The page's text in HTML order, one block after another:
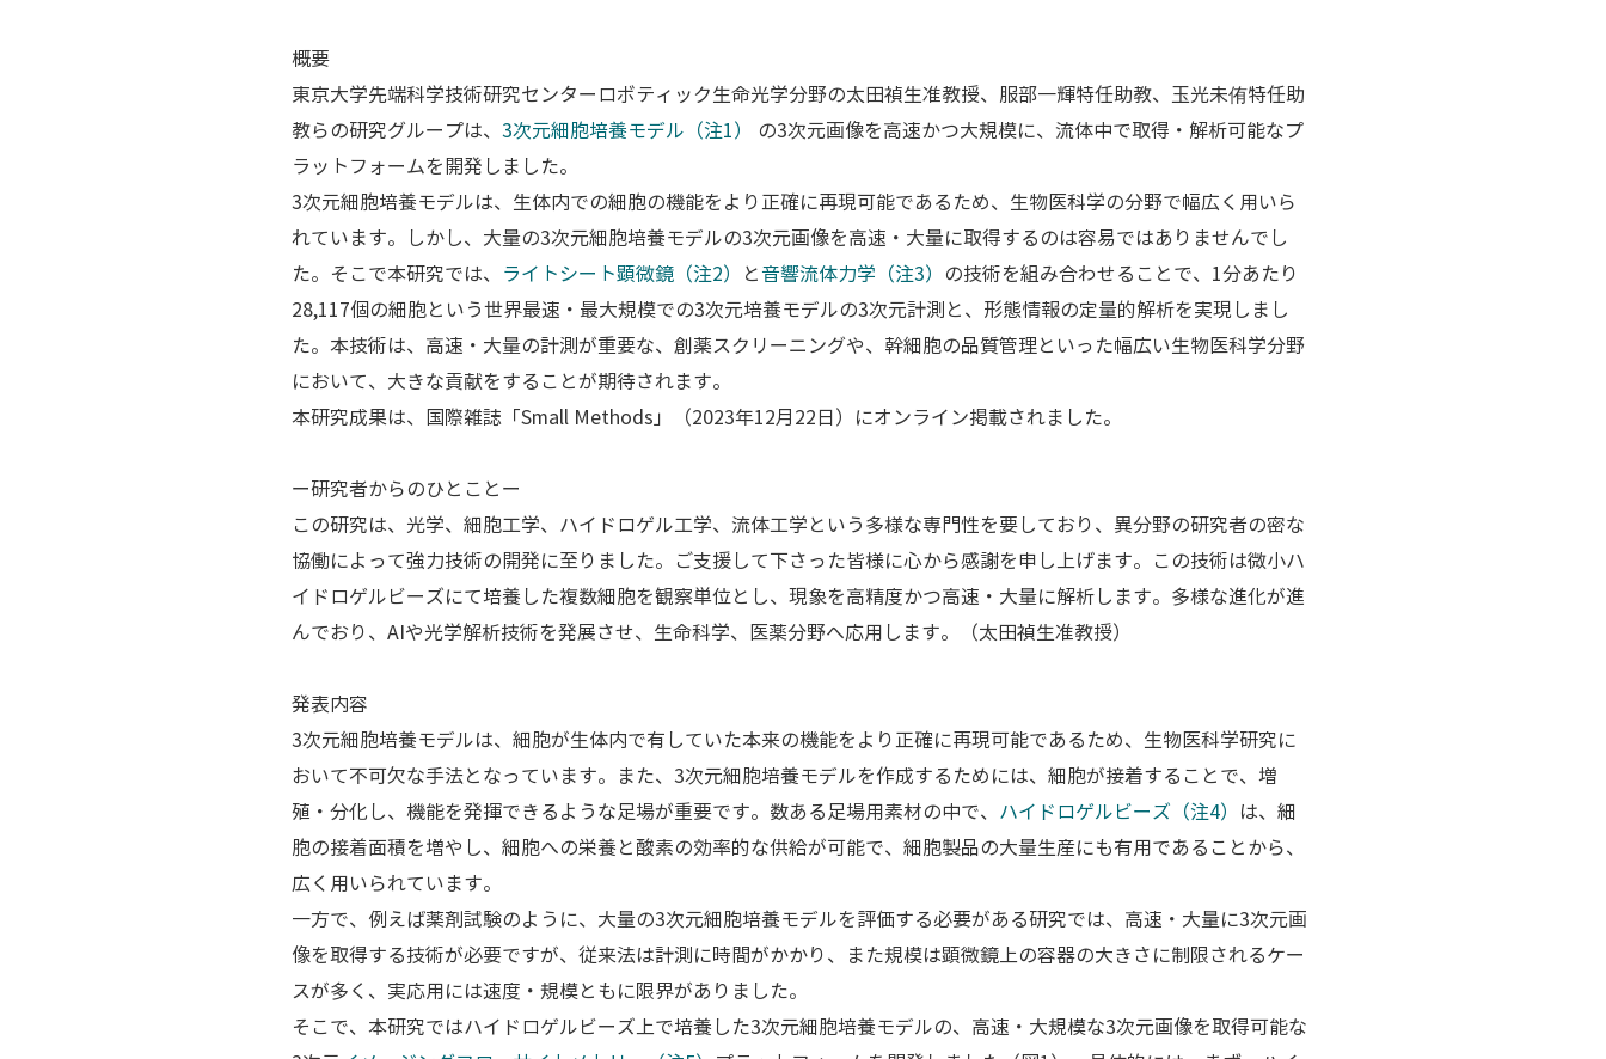
概要
東京大学先端科学技術研究センターロボティック生命光学分野の太田禎生准教授、服部一輝特任助教、玉光未侑特任助
教らの研究グループは、 3次元細胞培養モデル（注1）
の3次元画像を高速かつ大規模に、流体中で取得・解析可能なプ
ラットフォームを開発しました。
3次元細胞培養モデルは、生体内での細胞の機能をより正確に再現可能であるため、生物医科学の分野で幅広く用いら
れています。しかし、大量の3次元細胞培養モデルの3次元画像を高速・大量に取得するのは容易ではありませんでし
た。そこで本研究では、
ライトシート顕微鏡（注2） と 音響流体力学（注3）
の技術を組み合わせることで、1分あたり
28,117個の細胞という世界最速・最大規模での3次元培養モデルの3次元計測と、形態情報の定量的解析を実現しまし
た。本技術は、高速・大量の計測が重要な、創薬スクリーニングや、幹細胞の品質管理といった幅広い生物医科学分野
において、大きな貢献をすることが期待されます。
本研究成果は、国際雑誌「Small Methods」（2023年12月22日）にオンライン掲載されました。
ー研究者からのひとことー
この研究は、光学、細胞工学、ハイドロゲル工学、流体工学という多様な専門性を要しており、異分野の研究者の密な
協働によって強力技術の開発に至りました。ご支援して下さった皆様に心から感謝を申し上げます。この技術は微小ハ
イドロゲルビーズにて培養した複数細胞を観察単位とし、現象を高精度かつ高速・大量に解析します。多様な進化が進
んでおり、AIや光学解析技術を発展させ、生命科学、医薬分野へ応用します。（太田禎生准教授）
発表内容
3次元細胞培養モデルは、細胞が生体内で有していた本来の機能をより正確に再現可能であるため、生物医科学研究に
おいて不可欠な手法となっています。また、3次元細胞培養モデルを作成するためには、細胞が接着することで、増
殖・分化し、機能を発揮できるような足場が重要です。数ある足場用素材の中で、 ハイドロゲルビーズ（注4）
は、細
胞の接着面積を増やし、細胞への栄養と酸素の効率的な供給が可能で、細胞製品の大量生産にも有用であることから、
広く用いられています。
一方で、例えば薬剤試験のように、大量の3次元細胞培養モデルを評価する必要がある研究では、高速・大量に3次元画
像を取得する技術が必要ですが、従来法は計測に時間がかかり、また規模は顕微鏡上の容器の大きさに制限されるケー
スが多く、実応用には速度・規模ともに限界がありました。
そこで、本研究ではハイドロゲルビーズ上で培養した3次元細胞培養モデルの、高速・大規模な3次元画像を取得可能な